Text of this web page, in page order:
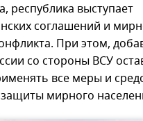
республика выступает
соглашений и
При этом,
со стороны ВСУ
все меры и
мирного